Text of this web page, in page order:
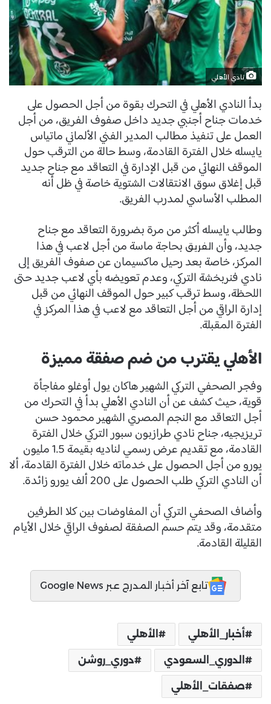
نادي الأهلي
بدأ النادي الأهلي في التحرك بقوة من أجل الحصول على
خدمات جناح أجنبي جديد داخل صفوف الفريق، من أجل
العمل على تنفيذ مطالب المدير الفني الألماني ماتياس
يايسله خلال الفترة القادمة، وسط حالة من الترقب حول
الموقف النهائي من قبل الإدارة في التعاقد مع جناح جديد
قبل إغلاق سوق الانتقالات الشتوية خاصة في ظل أنه
المطلب الأساسي لمدرب الفريق.
وطالب يايسله أكثر من مرة بضرورة التعاقد مع جناح
جديد، وأن الفريق بحاجة ماسة من أجل لاعب في هذا
المركز، خاصة بعد رحيل ماكسيمان عن صفوف الفريق إلى
نادي فنربخشة التركي، وعدم تعويضه بأي لاعب جديد حتى
اللحظة، وسط ترقب كبير حول الموقف النهائي من قبل
إدارة الراقي من أجل التعاقد مع لاعب في هذا المركز في
الفترة المقبلة.
الأهلي يقترب من ضم صفقة مميزة
وفجر الصحفي التركي الشهير هاكان يول أوغلو مفاجأة
قوية، حيث كشف عن أن النادي الأهلي بدأ في التحرك من
أجل التعاقد مع النجم المصري الشهير محمود حسن
تريزيجيه، جناح نادي طرازبون سبور التركي خلال الفترة
القادمة، مع تقديم عرض رسمي لناديه بقيمة 1.5 مليون
يورو من أجل الحصول على خدماته خلال الفترة القادمة، ألا
أن النادي التركي طلب الحصول على 200 ألف يورو زائدة.
وأضاف الصحفي التركي أن المفاوضات بين كلا الطرفين
متقدمة، وقد يتم حسم الصفقة لصفوف الراقي خلال الأيام
القليلة القادمة.
تابع آخر أخبار المدرج عبر Google News
أخبار_الأهلي الأهلي
الدوري_السعودي دوري_روشن
صفقات_الأهلي